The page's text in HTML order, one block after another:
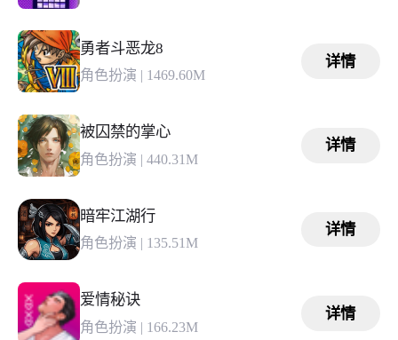
勇者斗恶龙8
角色扮演 | 1469.60M
详情
被囚禁的掌心
角色扮演 | 440.31M
详情
暗牢江湖行
角色扮演 | 135.51M
详情
爱情秘诀
角色扮演 | 166.23M
详情